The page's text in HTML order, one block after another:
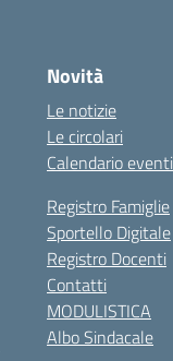
Novità
Le notizie
Le circolari
Calendario eventi
Registro Famiglie
Sportello Digitale
Registro Docenti
Contatti
MODULISTICA
Albo Sindacale